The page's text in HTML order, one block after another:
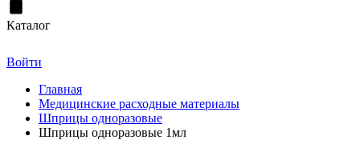
Каталог
Войти
Главная
Медицинские расходные материалы
Шприцы одноразовые
Шприцы одноразовые 1мл